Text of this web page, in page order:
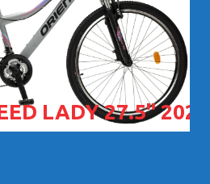
LADY 27.5" 2026